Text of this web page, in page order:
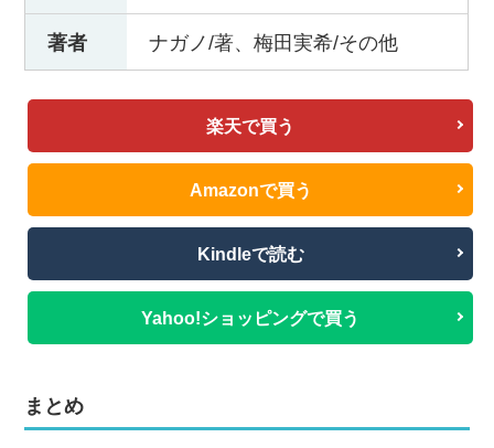
著者 ナガノ/著、梅田実希/その他
楽天で買う
Amazonで買う
Kindleで読む
Yahoo!ショッピングで買う
まとめ